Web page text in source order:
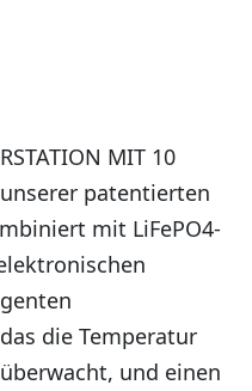
MIT 10
unserer patentierten
mit LiFePO4-
die Temperatur
und einen